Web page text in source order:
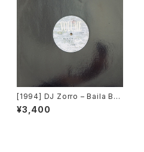
[1994] DJ Zorro – Baila Bail
a [Volume]
¥3,400